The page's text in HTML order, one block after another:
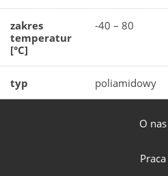
zakres
temperatur
[°C]
-40 – 80
typ poliamidowy
O nas
Praca